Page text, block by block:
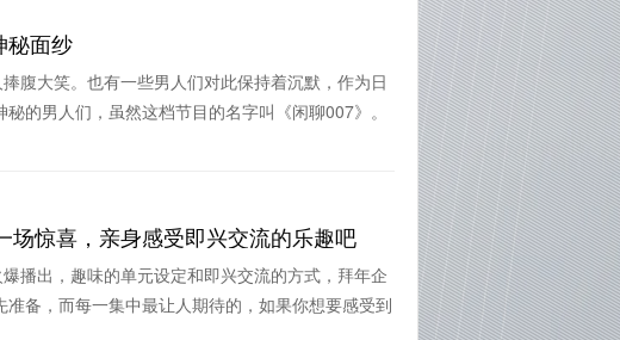
秘面纱
腹大笑。也有一些男人们对此保持着沉默，作为日
的男人们，虽然这档节目的名字叫《闲聊007》。
场惊喜，亲身感受即兴交流的乐趣吧
播出，趣味的单元设定和即兴交流的方式，拜年企
备，而每一集中最让人期待的，如果你想要感受到